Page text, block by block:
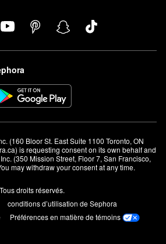
(160 Bloor St. East Suite 1100 Toronto, ON
is requesting consent on its own behalf and
(350 Mission Street, Floor 7, San Francisco,
may withdraw your consent at any time.
droits réservés.
conditions d’utilisation de Sephora
Préférences en matière de témoins